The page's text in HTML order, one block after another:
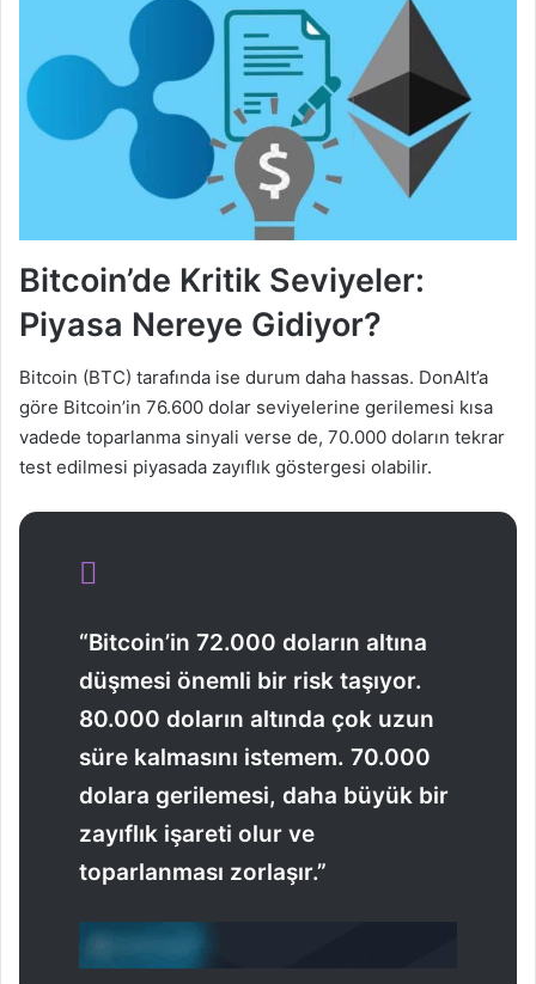
Bitcoin’de Kritik Seviyeler:
Piyasa Nereye Gidiyor?
Bitcoin (BTC) tarafında ise durum daha hassas. DonAlt’a
göre Bitcoin’in 76.600 dolar seviyelerine gerilemesi kısa
vadede toparlanma sinyali verse de, 70.000 doların tekrar
test edilmesi piyasada zayıflık göstergesi olabilir.
“Bitcoin’in 72.000 doların altına
düşmesi önemli bir risk taşıyor.
80.000 doların altında çok uzun
süre kalmasını istemem. 70.000
dolara gerilemesi, daha büyük bir
zayıflık işareti olur ve
toparlanması zorlaşır.”